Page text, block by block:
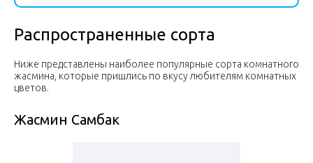
Распространенные сорта
Ниже представлены наиболее популярные сорта комнатного
жасмина, которые пришлись по вкусу любителям комнатных
цветов.
Жасмин Самбак